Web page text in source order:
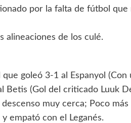
por la falta de fútbol que
alineaciones de los culé.
goleó 3-1 al Espanyol (Con
Betis (Gol del criticado Luuk
muy cerca; Poco más
empató con el Leganés.